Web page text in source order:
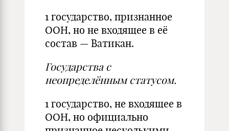
1 государство, признанное
ООН, но не входящее в её
состав — Ватикан.
Государства с
неопределённым статусом.
1 государство, не входящее в
ООН, но официально